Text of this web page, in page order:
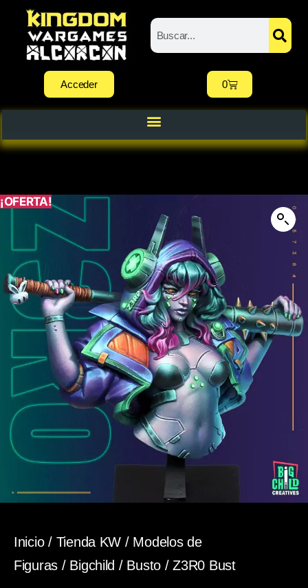
Acceder 0
¡OFERTA!
Inicio/ Tienda KW / Modelos de
Figuras / Bigchild / Busto / Z3R0 Bust